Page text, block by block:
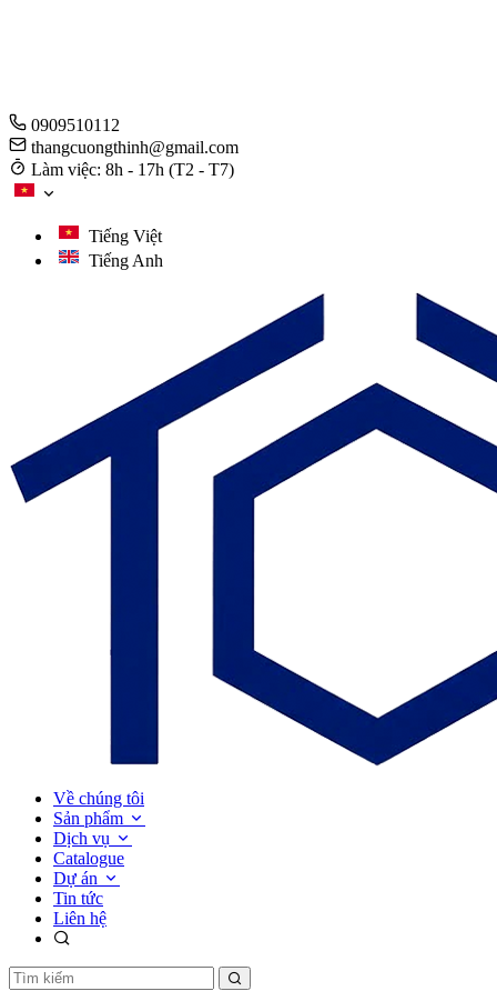
0909510112
thangcuongthinh@gmail.com
Làm việc: 8h - 17h (T2 - T7)
Tiếng Việt
Tiếng Anh
Về chúng tôi
Sản phẩm
Dịch vụ
Catalogue
Dự án
Tin tức
Liên hệ